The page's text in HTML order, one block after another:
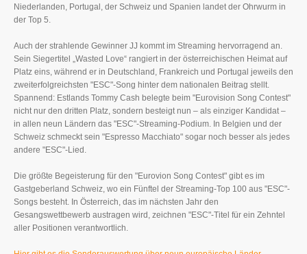
Niederlanden, Portugal, der Schweiz und Spanien landet der Ohrwurm in
der Top 5.
Auch der strahlende Gewinner JJ kommt im Streaming hervorragend an.
Sein Siegertitel „Wasted Love“ rangiert in der österreichischen Heimat auf
Platz eins, während er in Deutschland, Frankreich und Portugal jeweils den
zweiterfolgreichsten "ESC"-Song hinter dem nationalen Beitrag stellt.
Spannend: Estlands Tommy Cash belegte beim "Eurovision Song Contest"
nicht nur den dritten Platz, sondern besteigt nun – als einziger Kandidat –
in allen neun Ländern das "ESC"-Streaming-Podium. In Belgien und der
Schweiz schmeckt sein "Espresso Macchiato" sogar noch besser als jedes
andere "ESC"-Lied.
Die größte Begeisterung für den "Eurovion Song Contest" gibt es im
Gastgeberland Schweiz, wo ein Fünftel der Streaming-Top 100 aus "ESC"-
Songs besteht. In Österreich, das im nächsten Jahr den
Gesangswettbewerb austragen wird, zeichnen "ESC"-Titel für ein Zehntel
aller Positionen verantwortlich.